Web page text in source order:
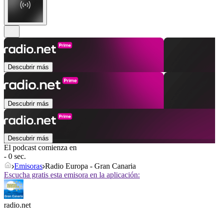
Descubrir más
Descubrir más
Descubrir más
El podcast comienza en
- 0 sec.
Emisoras Radio Europa - Gran Canaria
Escucha gratis esta emisora en la aplicación:
radio.net